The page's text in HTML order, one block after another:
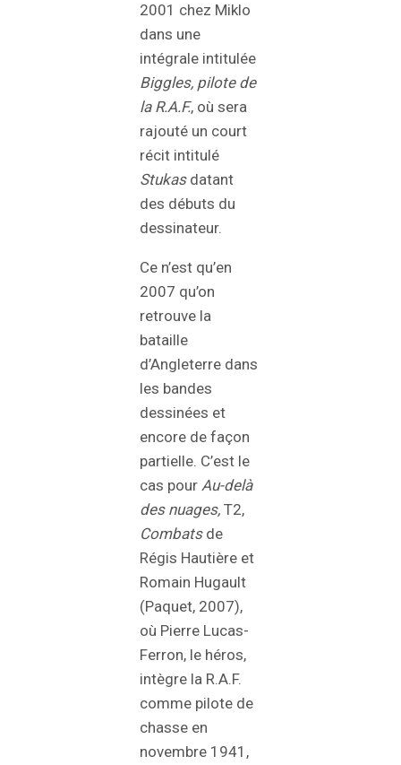
2001 chez Miklo
dans une
intégrale intitulée
Biggles, pilote de
la R.A.F., où sera
rajouté un court
récit intitulé
Stukasdatant
des débuts du
dessinateur.
Ce n’est qu’en
2007 qu’on
retrouve la
bataille
d’Angleterre dans
les bandes
dessinées et
encore de façon
partielle. C’est le
cas pour Au-delà
des nuages, T2,
Combatsde
Régis Hautière et
Romain Hugault
(Paquet, 2007),
où Pierre Lucas-
Ferron, le héros,
intègre la R.A.F.
comme pilote de
chasse en
novembre 1941,